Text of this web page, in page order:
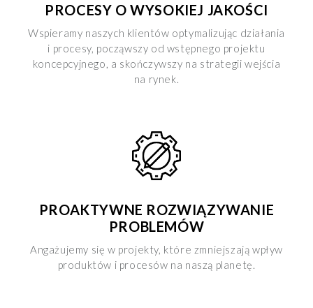
PROCESY O WYSOKIEJ JAKOŚCI
Wspieramy naszych klientów optymalizując działania
i procesy, począwszy od wstępnego projektu
koncepcyjnego, a skończywszy na strategii wejścia
na rynek.
PROAKTYWNE ROZWIĄZYWANIE
PROBLEMÓW
Angażujemy się w projekty, które zmniejszają wpływ
produktów i procesów na naszą planetę.